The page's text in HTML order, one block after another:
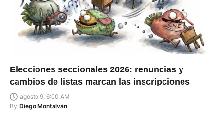
Elecciones seccionales 2026: renuncias y
cambios de listas marcan las inscripciones
agosto 9, 6:00 AM
By Diego Montalván